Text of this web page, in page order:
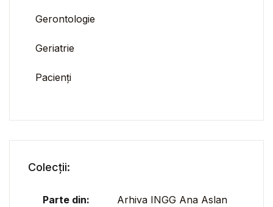
Gerontologie
Geriatrie
Pacienți
Colecții:
Parte din: Arhiva INGG Ana Aslan